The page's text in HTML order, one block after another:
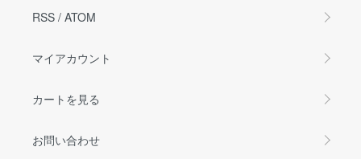
RSS / ATOM
マイアカウント
カートを見る
お問い合わせ